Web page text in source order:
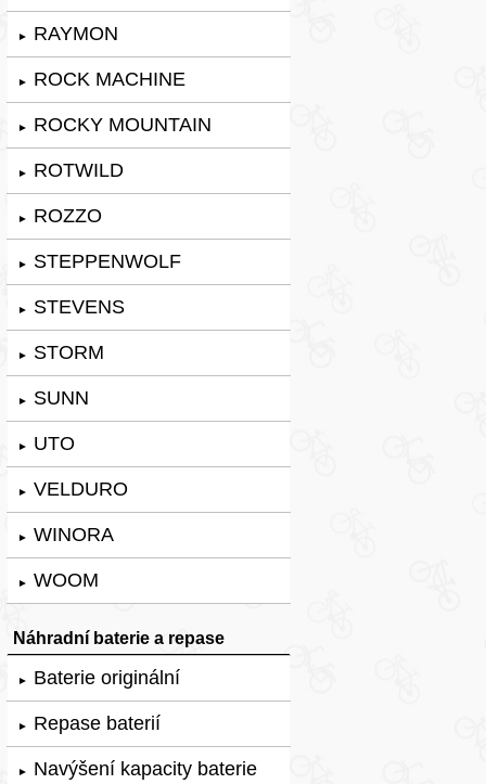
► RAYMON
► ROCK MACHINE
► ROCKY MOUNTAIN
► ROTWILD
► ROZZO
► STEPPENWOLF
► STEVENS
► STORM
► SUNN
► UTO
► VELDURO
► WINORA
► WOOM
Náhradní baterie a repase
► Baterie originální
► Repase baterií
► Navýšení kapacity baterie